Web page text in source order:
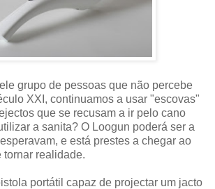
grupo de pessoas que não percebe
XXI, continuamos a usar "escovas"
que se recusam a ir pelo cano
a sanita? O Loogun poderá ser a
e está prestes a chegar ao
tornar realidade.
portátil capaz de projectar um jacto